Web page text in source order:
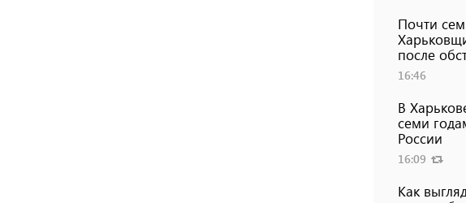
Почти
после
16:46
В
семи
России
16:09
Как